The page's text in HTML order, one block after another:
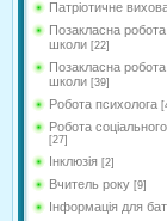
Патріотичне
Позакласна
школи [22]
Позакласна робота
школи [39]
Робота психолога
Робота
[27]
Інклюзія [2]
Вчитель року [9]
Інформація для